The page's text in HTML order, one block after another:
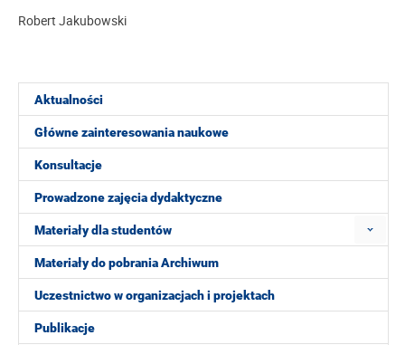
Aktualności
Główne zainteresowania naukowe
Konsultacje
Prowadzone zajęcia dydaktyczne
Materiały dla studentów
Materiały do pobrania Archiwum
Uczestnictwo w organizacjach i projektach
Publikacje
Robert Jakubowski